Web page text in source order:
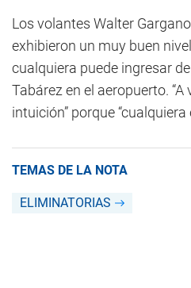
Los volantes Walter Gargano
exhibieron un muy buen
cualquiera puede ingresar
Tabárez en el aeropuerto.
intuición” porque
TEMAS DE LA NOTA
ELIMINATORIAS